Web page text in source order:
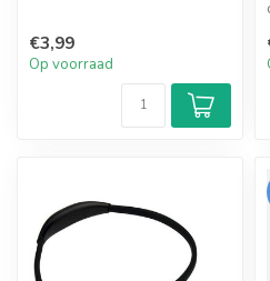
€3,99
Op voorraad